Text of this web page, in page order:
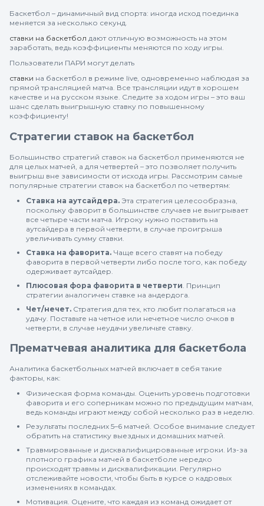
Баскетбол – динамичный вид спорта: иногда исход поединка
меняется за несколько секунд.
ставки на баскетбол дают отличную возможность на этом
заработать, ведь коэффициенты меняются по ходу игры.
Пользователи ПАРИ могут делать
ставки на баскетбол в режиме live, одновременно наблюдая за
прямой трансляцией матча. Все трансляции идут в хорошем
качестве и на русском языке. Следите за ходом игры – это ваш
шанс сделать выигрышную ставку по повышенному
коэффициенту!
Стратегии ставок на баскетбол
Большинство стратегий ставок на баскетбол применяются не
для целых матчей, а для четвертей – это позволяет получить
выигрыш вне зависимости от исхода игры. Рассмотрим самые
популярные стратегии ставок на баскетбол по четвертям:
Ставка на аутсайдера. Эта стратегия целесообразна,
поскольку фаворит в большинстве случаев не выигрывает
все четыре части матча. Игроку нужно поставить на
аутсайдера в первой четверти, в случае проигрыша
увеличивать сумму ставки.
Ставка на фаворита. Чаще всего ставят на победу
фаворита в первой четверти либо после того, как победу
одерживает аутсайдер.
Плюсовая фора фаворита в четверти . Принцип
стратегии аналогичен ставке на андердога.
Чет/нечет. Стратегия для тех, кто любит полагаться на
удачу. Поставьте на четное или нечетное число очков в
четверти, в случае неудачи увеличьте ставку.
Прематчевая аналитика для баскетбола
Аналитика баскетбольных матчей включает в себя такие
факторы, как:
Физическая форма команды. Оценить уровень подготовки
фаворита и его соперникам можно по предыдущим матчам,
ведь команды играют между собой несколько раз в неделю.
Результаты последних 5–6 матчей. Особое внимание следует
обратить на статистику выездных и домашних матчей.
Травмированные и дисквалифицированные игроки. Из-за
плотного графика матчей в баскетболе нередко
происходят травмы и дисквалификации. Регулярно
отслеживайте новости, чтобы быть в курсе о кадровых
изменениях в командах.
Мотивация. Оцените, что каждая из команд ожидает от